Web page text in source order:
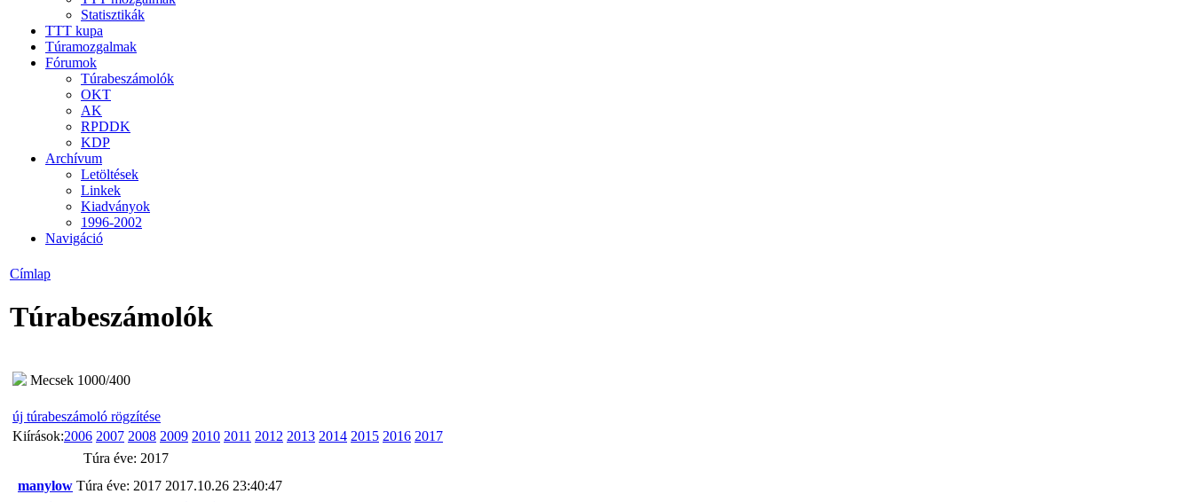
Statisztikák
TTT kupa
Túramozgalmak
Fórumok
Túrabeszámolók
OKT
AK
RPDDK
KDP
Archívum
Letöltések
Linkek
Kiadványok
1996-2002
Navigáció
Címlap
Túrabeszámolók
Mecsek 1000/400
új túrabeszámoló rögzítése
Kiírások:2006 2007 2008 2009 2010 2011 2012 2013 2014 2015 2016 2017
Túra éve: 2017
manylow Túra éve: 2017 2017.10.26 23:40:47